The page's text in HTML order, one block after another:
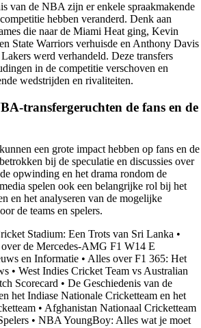
van de NBA zijn er enkele spraakmakende
hebben veranderd. Denk aan
die naar de Miami Heat ging, Kevin
State Warriors verhuisde en Anthony Davis
werd verhandeld. Deze transfers
in de competitie verschoven en
wedstrijden en rivaliteiten.
transfergeruchten de fans en de
een grote impact hebben op fans en de
bij de speculatie en discussies over
opwinding en het drama rondom de
spelen ook een belangrijke rol bij het
en het analyseren van de mogelijke
de teams en spelers.
Stadium: Een Trots van Sri Lanka •
de Mercedes-AMG F1 W14 E
en Informatie • Alles over F1 365: Het
• West Indies Cricket Team vs Australian
Scorecard • De Geschiedenis van de
het Indiase Nationale Cricketteam en het
• Afghanistan Nationaal Cricketteam
• NBA YoungBoy: Alles wat je moet